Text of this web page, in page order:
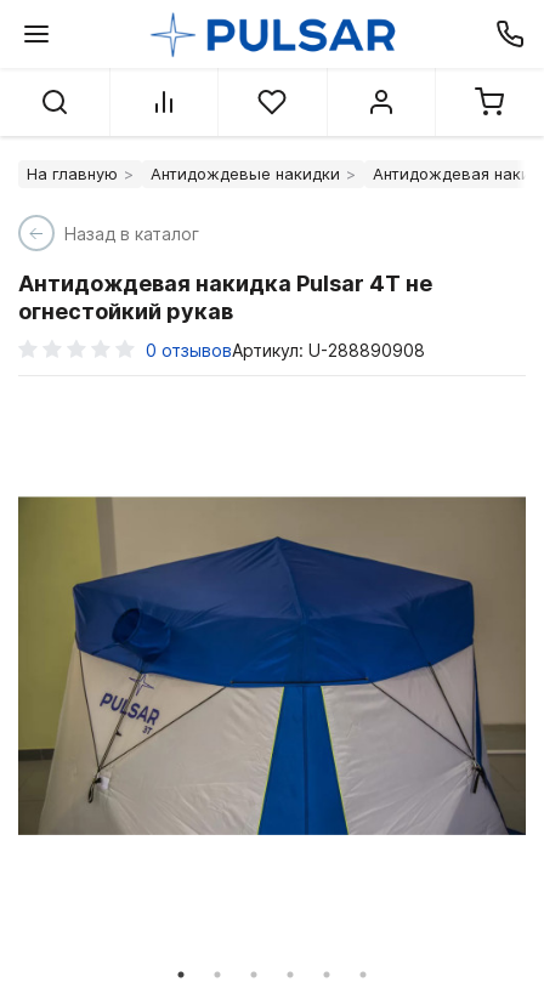
На главную Антидождевые накидки Антидождевая
Назад в каталог
Антидождевая накидка Pulsar 4Т не
огнестойкий рукав
0 отзывовАртикул: U-288890908